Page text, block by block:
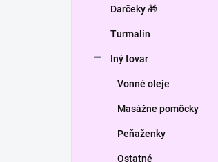
Darčeky 🎁
Turmalín
Iný tovar
Vonné oleje
Masážne pomôcky
Peňaženky
Ostatné